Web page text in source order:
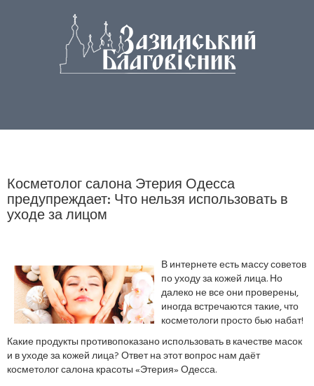
Косметолог салона Этерия Одесса
предупреждает: Что нельзя использовать в
уходе за лицом
В интернете есть массу советов
по уходу за кожей лица. Но
далеко не все они проверены,
иногда встречаются такие, что
косметологи просто бью набат!
Какие продукты противопоказано использовать в качестве масок
и в уходе за кожей лица? Ответ на этот вопрос нам даёт
косметолог салона красоты «Этерия» Одесса.